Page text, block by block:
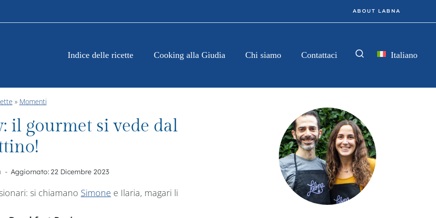
ABOUT LABNA
Indice delle ricette Cooking alla Giudia Chi siamo Contattaci Italiano
» Momenti
il gourmet si vede dal
Aggiornato:22 Dicembre 2023
si chiamano Simone e Ilaria, magari li